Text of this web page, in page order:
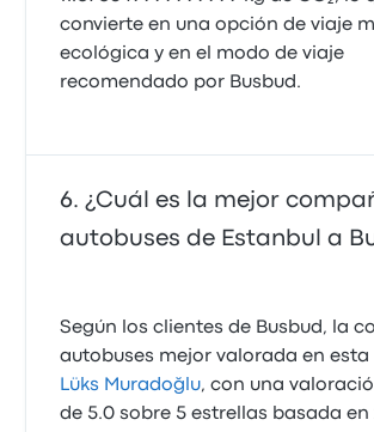
convierte en una opción de viaje
ecológica y en el modo de viaje
recomendado por Busbud.
¿Cuál es la mejor
autobuses de Estanbul a
Según los clientes de Busbud, la
autobuses mejor valorada en esta
Lüks Muradoğlu, con una
de 5.0 sobre 5 estrellas basada en